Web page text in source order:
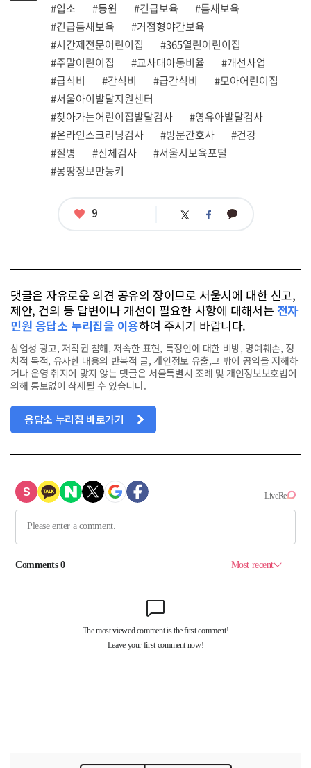
관
련
태
그
#입소 #등원 #긴급보육
#틈새보육
#긴급틈새보육
#거점형야간보육
#시간제전문어린이집
#365열린어린이집
#주말어린이집
#교사대아동비율
#개선사업
#급식비
#간식비 #급간식비
#모아어린이집
#서울아이발달지원센터
#찾아가는어린이집발달검사
#영유아발달검사
#온라인스크리닝검사
#방문간호사
#건강
#질병
#신체검사
#서울시보육포털
#몽땅정보만능키
좋
9 트 페 카
댓글은 자유로운 의견 공유의 장이므로 서울시에 대한 신고,
제안, 건의 등 답변이나 개선이 필요한 사항에 대해서는 전자
민원 응답소 누리집을 이용하여 주시기 바랍니다.
상업성 광고, 저작권 침해, 저속한 표현, 특정인에 대한 비방, 명예훼손, 정
치적 목적, 유사한 내용의 반복적 글, 개인정보 유출,그 밖에 공익을 저해하
거나 운영 취지에 맞지 않는 댓글은 서울특별시 조례 및 개인정보보호법에
의해 통보없이 삭제될 수 있습니다.
응답소 누리집 바로가기